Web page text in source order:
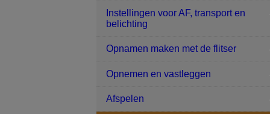
Instellingen voor AF, transport en
belichting
Opnamen maken met de flitser
Opnemen en vastleggen
Afspelen